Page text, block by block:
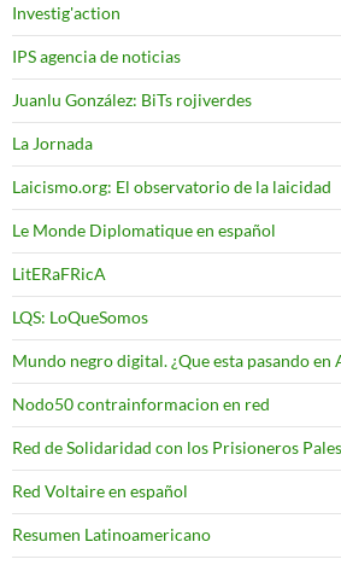
Investig'action
IPS agencia de noticias
Juanlu González: BiTs rojiverdes
La Jornada
Laicismo.org: El observatorio de la laicidad
Le Monde Diplomatique en español
LitERaFRicA
LQS: LoQueSomos
Mundo negro digital. ¿Que esta pasando en
Nodo50 contrainformacion en red
Red de Solidaridad con los Prisioneros
Red Voltaire en español
Resumen Latinoamericano